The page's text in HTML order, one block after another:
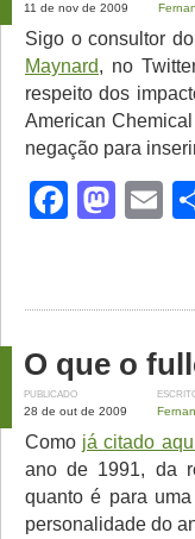
11 de nov de 2009
Sigo o consultor do
Maynard, no
respeito dos
American
negação para
O que o
PUBLICADO
28 de out de 2009
Como já citado
ano de 1991, da
quanto é para
personalidade do